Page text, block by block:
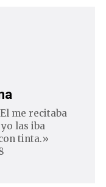
me recitaba
las iba
tinta.»